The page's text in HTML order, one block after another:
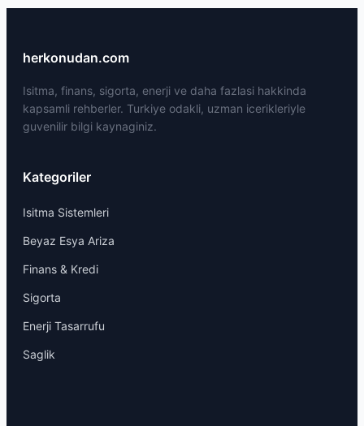
herkonudan.com
Isitma, finans, sigorta, enerji ve daha fazlasi hakkinda
kapsamli rehberler. Turkiye odakli, uzman icerikleriyle
guvenilir bilgi kaynaginiz.
Kategoriler
Isitma Sistemleri
Beyaz Esya Ariza
Finans & Kredi
Sigorta
Enerji Tasarrufu
Saglik